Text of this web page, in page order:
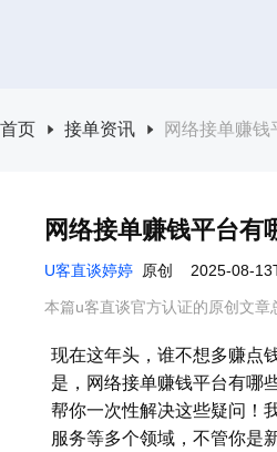
首页 接单资讯 网络接单赚
网络接单赚钱平台有
U客直谈婷婷 原创 2025-08-
本篇u客直谈官方认证的原创文章
现在这年头，谁不想多赚点
是，网络接单赚钱平台有哪
帮你一次性解决这些疑问！
服务等多个领域，不管你是